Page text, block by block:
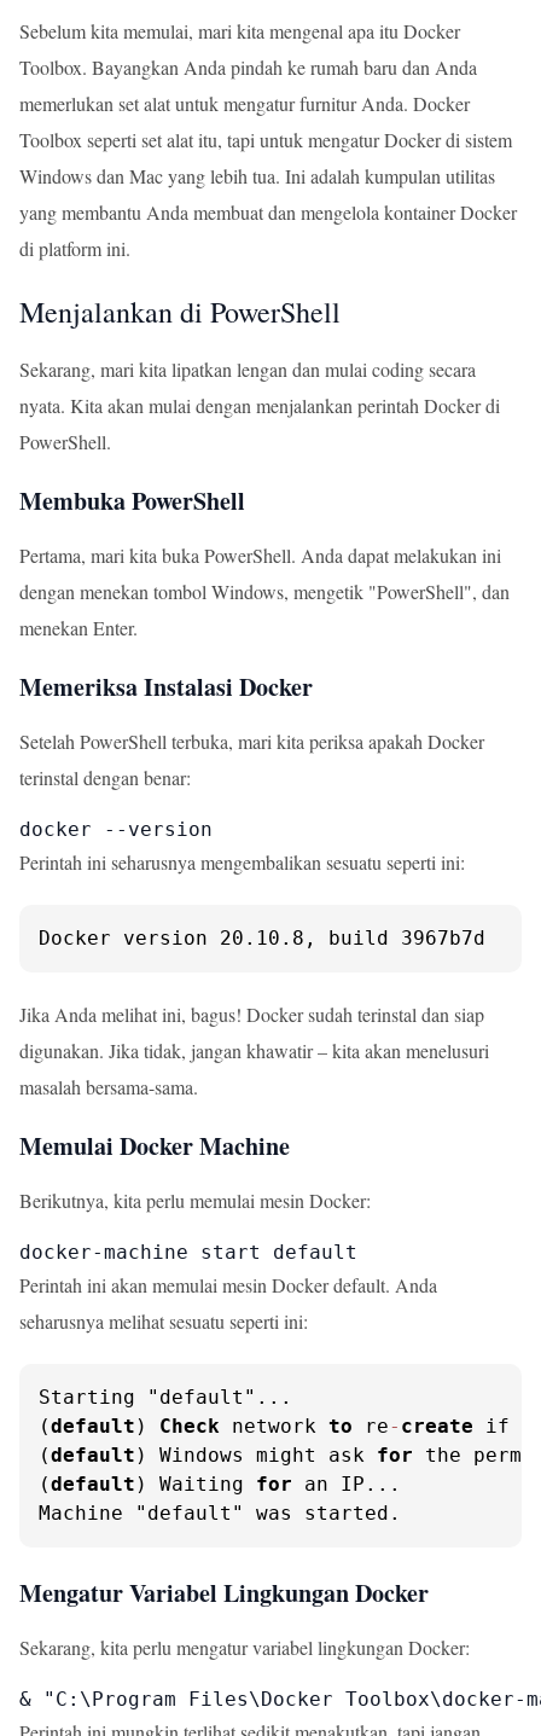
Sebelum kita memulai, mari kita mengenal apa itu Docker
Toolbox. Bayangkan Anda pindah ke rumah baru dan Anda
memerlukan set alat untuk mengatur furnitur Anda. Docker
Toolbox seperti set alat itu, tapi untuk mengatur Docker di sistem
Windows dan Mac yang lebih tua. Ini adalah kumpulan utilitas
yang membantu Anda membuat dan mengelola kontainer Docker
di platform ini.
Menjalankan di PowerShell
Sekarang, mari kita lipatkan lengan dan mulai coding secara
nyata. Kita akan mulai dengan menjalankan perintah Docker di
PowerShell.
Membuka PowerShell
Pertama, mari kita buka PowerShell. Anda dapat melakukan ini
dengan menekan tombol Windows, mengetik "PowerShell", dan
menekan Enter.
Memeriksa Instalasi Docker
Setelah PowerShell terbuka, mari kita periksa apakah Docker
terinstal dengan benar:
docker --version
Perintah ini seharusnya mengembalikan sesuatu seperti ini:
Docker version 20.10.8, build 3967b7d
Jika Anda melihat ini, bagus! Docker sudah terinstal dan siap
digunakan. Jika tidak, jangan khawatir – kita akan menelusuri
masalah bersama-sama.
Memulai Docker Machine
Berikutnya, kita perlu memulai mesin Docker:
docker-machine start default
Perintah ini akan memulai mesin Docker default. Anda
seharusnya melihat sesuatu seperti ini:
Starting "default"...
(default ) Check network to re- create if
(default ) Windows might ask for the
(default ) Waiting for an IP...
Machine "default" was started.
Mengatur Variabel Lingkungan Docker
Sekarang, kita perlu mengatur variabel lingkungan Docker:
& "C:\Program Files\Docker